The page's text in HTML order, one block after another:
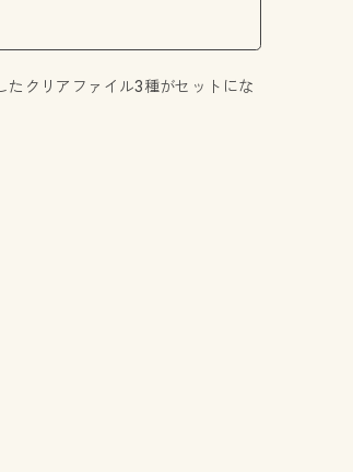
たクリアファイル3種がセットにな